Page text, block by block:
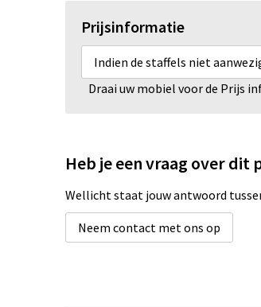
Prijsinformatie
Indien de staffels niet
Draai uw mobiel voor de Prijs
Heb je een vraag over dit
Wellicht staat jouw antwoord
Neem contact met ons op